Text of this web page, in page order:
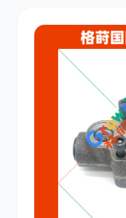
沃尔沃
日立